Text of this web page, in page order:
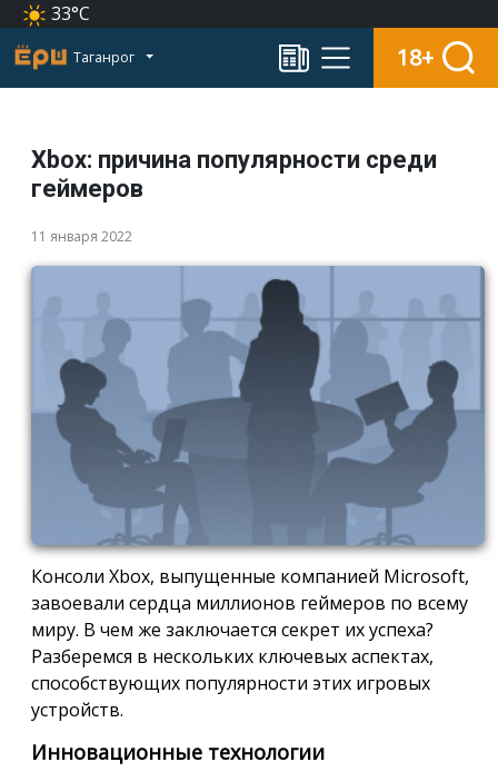
33°C
Таганрог 18+
Xbox: причина популярности среди
геймеров
11 января 2022
Консоли Xbox, выпущенные компанией Microsoft,
завоевали сердца миллионов геймеров по всему
миру. В чем же заключается секрет их успеха?
Разберемся в нескольких ключевых аспектах,
способствующих популярности этих игровых
устройств.
Инновационные технологии